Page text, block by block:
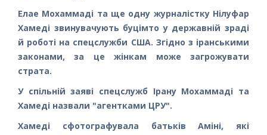
Елае Мохаммаді та ще одну журналістку Нілуфар
Хамеді звинувачують буцімто у державній зраді
й роботі на спецслужби США. Згідно з іранськими
законами, за це жінкам може загрожувати
страта.
У спільній заяві спецслужб Ірану Мохаммаді та
Хамеді назвали "агентками ЦРУ".
Хамеді сфотографувала батьків Аміні, які